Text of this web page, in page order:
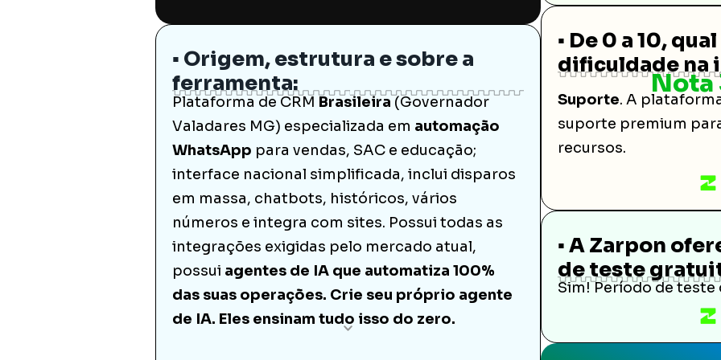
▪️ Origem, estrutura e sobre a
ferramenta:
Plataforma de CRM Brasileira(Governador
Valadares MG) especializada em automação
WhatsApp para vendas, SAC e educação;
interface nacional simplificada, inclui disparos
em massa, chatbots, históricos, vários
números e integra com sites. Possui todas as
integrações exigidas pelo mercado atual,
possui agentes de IA que automatiza 100%
das suas operações. Crie seu próprio agente
de IA. Eles ensinam tudo isso do zero.
▪️ De 0 a 10,
dificuldade na
Nota
Suporte. A
suporte premium
recursos.
▪️ A Zarpon
de teste
Sim! Período de teste